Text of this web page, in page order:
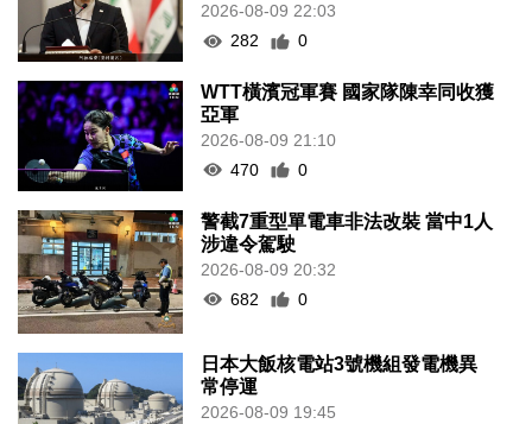
2026-08-09 22:03
282
0
WTT橫濱冠軍賽 國家隊陳幸同收獲
亞軍
2026-08-09 21:10
470
0
警截7重型單電車非法改裝 當中1人
涉違令駕駛
2026-08-09 20:32
682
0
日本大飯核電站3號機組發電機異
常停運
2026-08-09 19:45